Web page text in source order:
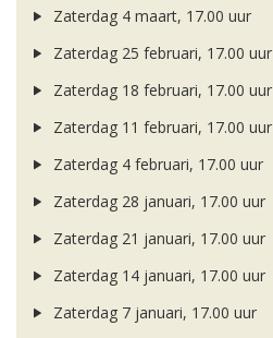
Zaterdag 4 maart, 17.00 uur
Zaterdag 25 februari, 17.00 uur
Zaterdag 18 februari, 17.00 uur
Zaterdag 11 februari, 17.00 uur
Zaterdag 4 februari, 17.00 uur
Zaterdag 28 januari, 17.00 uur
Zaterdag 21 januari, 17.00 uur
Zaterdag 14 januari, 17.00 uur
Zaterdag 7 januari, 17.00 uur